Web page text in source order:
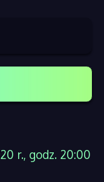
r., godz. 20:00